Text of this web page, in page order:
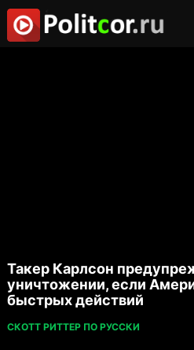
Такер Карлсон
уничтожении, если
быстрых действий
СКОТТ РИТТЕР ПО РУССКИ